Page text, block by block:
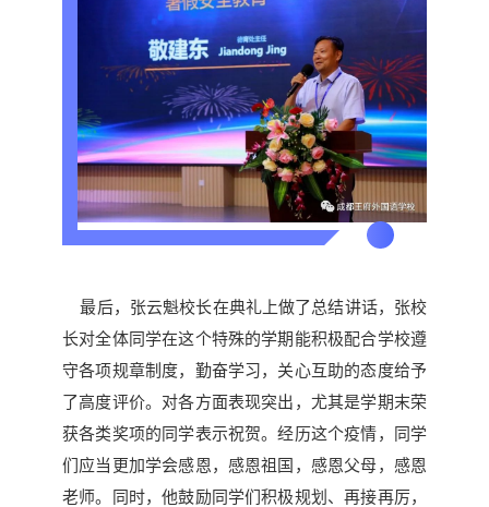
最后，张云魁校长在典礼上做了总结讲话，张校
长对全体同学在这个特殊的学期能积极配合学校遵
守各项规章制度，勤奋学习，关心互助的态度给予
了高度评价。对各方面表现突出，尤其是学期末荣
获各类奖项的同学表示祝贺。经历这个疫情，同学
们应当更加学会感恩，感恩祖国，感恩父母，感恩
老师。同时，他鼓励同学们积极规划、再接再厉，